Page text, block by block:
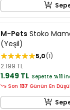
M-Pets Stoko
(Yeşil)
5,0 1
2.199 TL
1.949 TL Sepette %11
Son 137 Günün En